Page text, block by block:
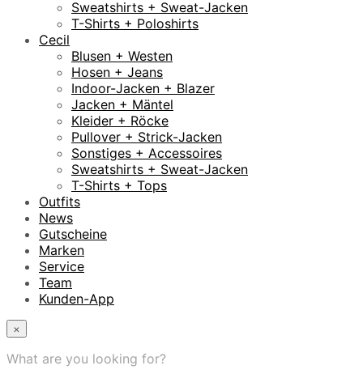
Sweatshirts + Sweat-Jacken
T-Shirts + Poloshirts
Cecil
Blusen + Westen
Hosen + Jeans
Indoor-Jacken + Blazer
Jacken + Mäntel
Kleider + Röcke
Pullover + Strick-Jacken
Sonstiges + Accessoires
Sweatshirts + Sweat-Jacken
T-Shirts + Tops
Outfits
News
Gutscheine
Marken
Service
Team
Kunden-App
×
What are you looking for?